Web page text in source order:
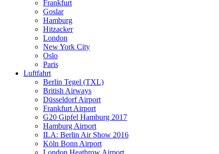
Frankfurt
Goslar
Hamburg
Hitzacker
London
New York City
Oslo
Paris
Luftfahrt
Berlin Tegel (TXL)
British Airways
Düsseldorf Airport
Frankfurt Airport
G20 Gipfel Hamburg 2017
Hamburg Airport
ILA: Berlin Air Show 2016
Köln Bonn Airport
London Heathrow Airport